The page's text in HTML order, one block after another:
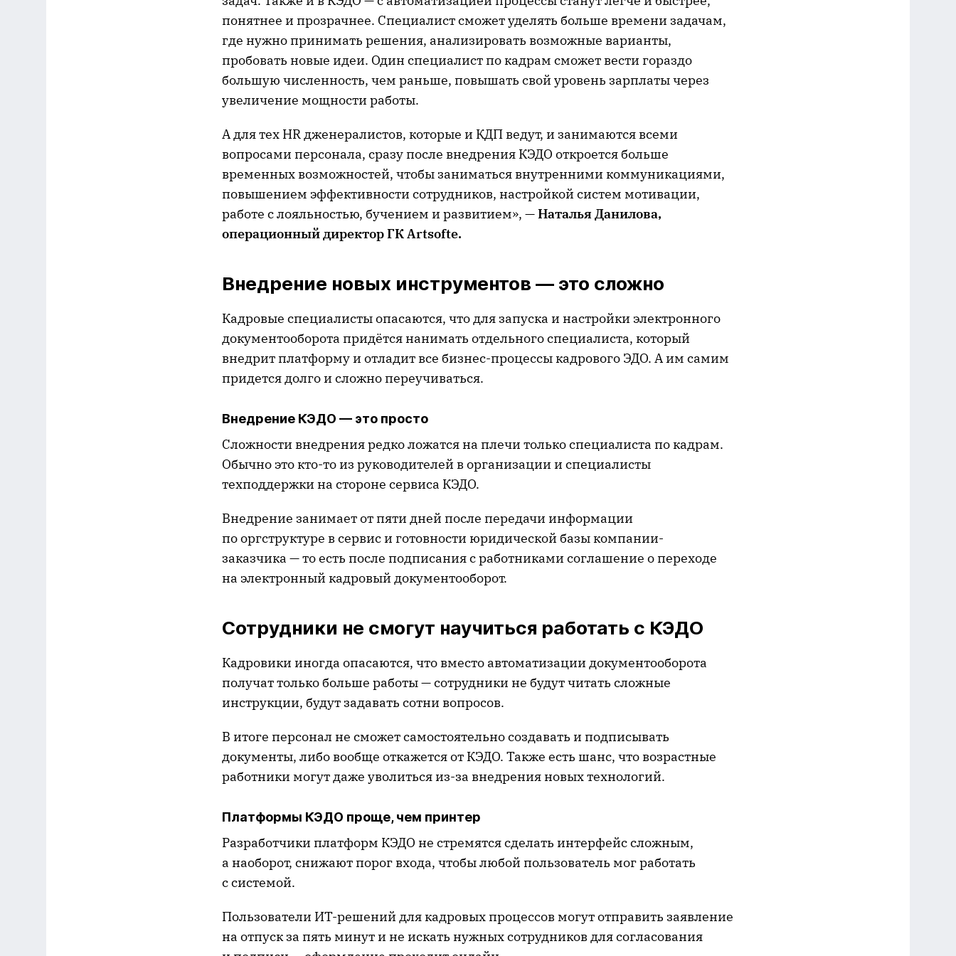
понятнее и прозрачнее. Специалист сможет уделять больше времени задачам,
где нужно принимать решения, анализировать возможные варианты,
пробовать новые идеи. Один специалист по кадрам сможет вести гораздо
большую численность, чем раньше, повышать свой уровень зарплаты через
увеличение мощности работы.
А для тех HR дженералистов, которые и КДП ведут, и занимаются всеми
вопросами персонала, сразу после внедрения КЭДО откроется больше
временных возможностей, чтобы заниматься внутренними коммуникациями,
повышением эффективности сотрудников, настройкой систем мотивации,
работе с лояльностью, бучением и развитием», —Наталья Данилова,
операционный директор ГК Artsofte.
Внедрение новых инструментов — это сложно
Кадровые специалисты опасаются, что для запуска и настройки электронного
документооборота придётся нанимать отдельного специалиста, который
внедрит платформу и отладит все бизнес-процессы кадрового ЭДО. А им самим
придется долго и сложно переучиваться.
Внедрение КЭДО — это просто
Сложности внедрения редко ложатся на плечи только специалиста по кадрам.
Обычно это кто-то из руководителей в организации и специалисты
техподдержки на стороне сервиса КЭДО.
Внедрение занимает от пяти дней после передачи информации
по оргструктуре в сервис и готовности юридической базы компании-
заказчика — то есть после подписания с работниками соглашение о переходе
на электронный кадровый документооборот.
Сотрудники не смогут научиться работать с КЭДО
Кадровики иногда опасаются, что вместо автоматизации документооборота
получат только больше работы — сотрудники не будут читать сложные
инструкции, будут задавать сотни вопросов.
В итоге персонал не сможет самостоятельно создавать и подписывать
документы, либо вообще откажется от КЭДО. Также есть шанс, что возрастные
работники могут даже уволиться из-за внедрения новых технологий.
Платформы КЭДО проще, чем принтер
Разработчики платформ КЭДО не стремятся сделать интерфейс сложным,
а наоборот, снижают порог входа, чтобы любой пользователь мог работать
с системой.
Пользователи ИТ-решений для кадровых процессов могут отправить заявление
на отпуск за пять минут и не искать нужных сотрудников для согласования